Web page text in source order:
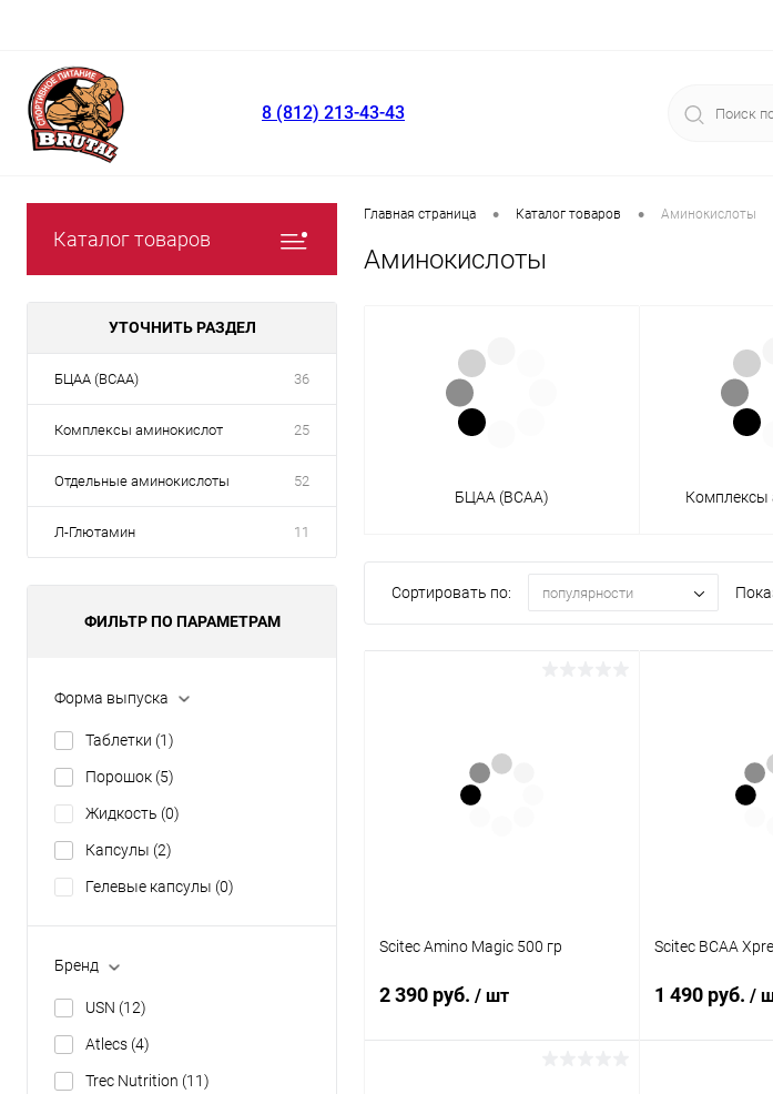
8 (812) 213-43-43
Каталог товаров
УТОЧНИТЬ РАЗДЕЛ
БЦАА (BCAA) 36
Комплексы аминокислот 25
Отдельные аминокислоты 52
Л-Глютамин 11
ФИЛЬТР ПО ПАРАМЕТРАМ
Форма выпуска
Таблетки (1)
Порошок (5)
Жидкость (0)
Капсулы (2)
Гелевые капсулы (0)
Бренд
USN (12)
Atlecs (4)
Trec Nutrition (11)
Главная страница • Каталог товаров • Аминокислоты
Аминокислоты
БЦАА (BCAA) Комплексы
Сортировать по: популярности
Scitec Amino Magic 500 гр
2 390 руб. / шт
Scitec BCAA
1 490 руб. /